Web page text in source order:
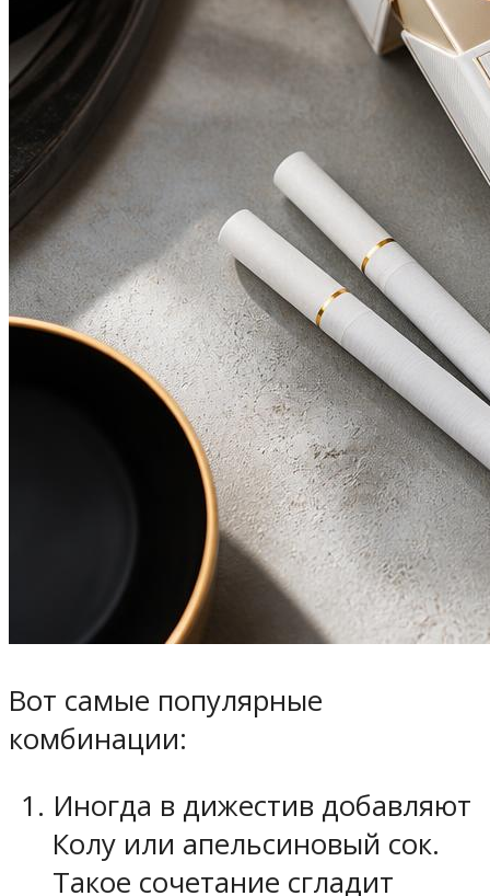
Вот самые популярные
комбинации:
Иногда в дижестив добавляют
Колу или апельсиновый сок.
Такое сочетание сгладит